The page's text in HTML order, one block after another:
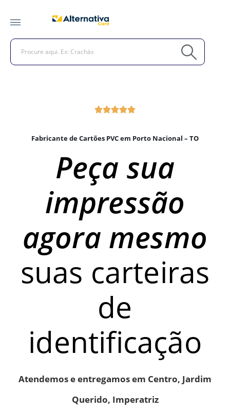
Fabricante de Cartões PVC em Porto Nacional – TO
Peça sua
impressão
agora mesmo
suas carteiras
de
identificação
Atendemos e entregamos em Centro, Jardim
Querido, Imperatriz